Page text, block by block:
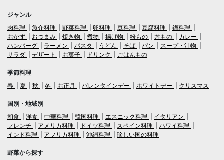
ジャンル
肉料理
魚介料理 野菜料理 卵料理 豆料理 豆腐料理
鍋料理
おかず
おつまみ 焼き物 煮物 揚げ物 粉もの 丼もの
カレー
ハンバーグ
ラーメン パスタ うどん そば パン
スープ・汁物
サラダ
デザート お菓子 ドリンク ごはんもの
季節料理
春
夏 秋 冬 お正月 バレンタインデー ホワイトデー クリスマス
国別・地域別
和食
洋食 中華料理 韓国料理 エスニック料理
イタリアン
フレンチ
アメリカ料理 ドイツ料理 スペイン料理
ハワイ料理
インド料理
アフリカ料理 沖縄料理 珍しい国の料理
野菜から探す